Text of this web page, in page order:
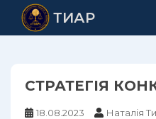
ТИАР
СТРАТЕГІЯ
18.08.2023 Наталія